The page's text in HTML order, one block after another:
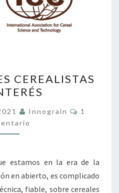
CEREALISTAS
DE
INTERÉS
CEREALISTAS
Innograin
1
estamos en la era de la
en abierto, es complicado
fiable, sobre cereales